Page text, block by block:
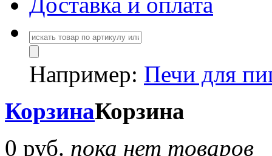
Например: Печи для
КорзинаКорзина
0 руб. пока нет товаров